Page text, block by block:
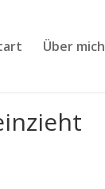
Über mich